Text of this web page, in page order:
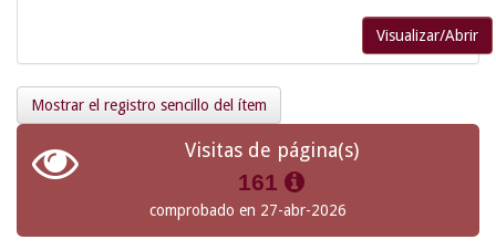
Visualizar/Abrir
Mostrar el registro sencillo del ítem
Visitas de página(s)
161
comprobado en 27-abr-2026